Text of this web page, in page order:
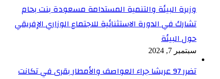
وزيرة البيئة والتنمية المستدامة مسعودة بنت بحام
تشارك في الدورة الاستثنائية للاجتماع الوزاري الإفريقي
حول البيئة
سبتمبر 7, 2024
تضرر 97 عريشا جراء العواصف والأمطار بقرى في تكانت